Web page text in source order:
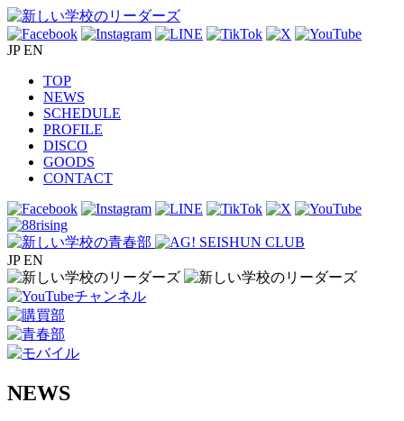
JP EN
TOP
NEWS
SCHEDULE
PROFILE
DISCO
GOODS
CONTACT
JP EN
NEWS